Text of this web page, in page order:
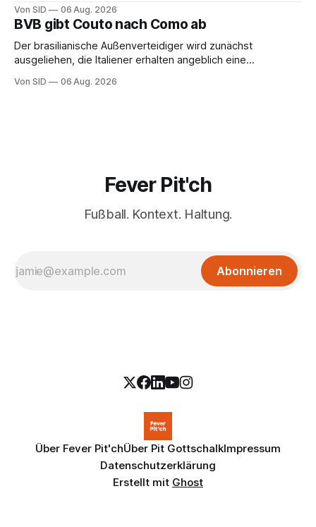
Von SID 06 Aug. 2026
BVB gibt Couto nach Como ab
Der brasilianische Außenverteidiger wird zunächst
ausgeliehen, die Italiener erhalten angeblich eine
Von SID 06 Aug. 2026
Fever Pit'ch
Fußball. Kontext. Haltung.
Abonnieren
Über Fever Pit'chÜber Pit GottschalkImpressum
Datenschutzerklärung
Erstellt mit Ghost